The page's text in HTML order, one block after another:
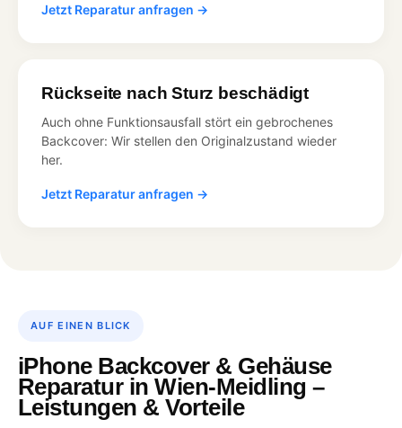
Jetzt Reparatur anfragen →
Rückseite nach Sturz beschädigt
Auch ohne Funktionsausfall stört ein gebrochenes
Backcover: Wir stellen den Originalzustand wieder
her.
Jetzt Reparatur anfragen →
AUF EINEN BLICK
iPhone Backcover & Gehäuse
Reparatur in Wien-Meidling –
Leistungen & Vorteile